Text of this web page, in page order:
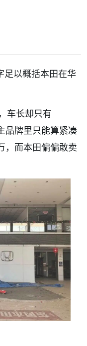
足以概括本田在华
车长却只有
品牌里只能算紧凑
，而本田偏偏敢卖